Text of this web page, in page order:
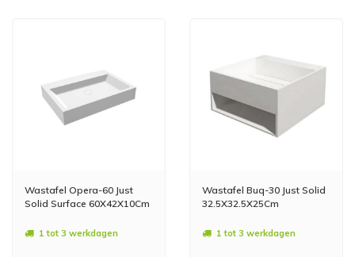
Wastafel Opera-60 Just
Solid Surface 60X42X10Cm
1 tot 3 werkdagen
Wastafel Buq-30 Just Solid
32.5X32.5X25Cm
1 tot 3 werkdagen